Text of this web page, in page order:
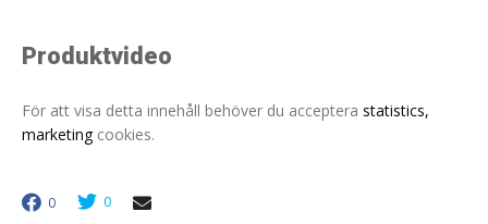
Produktvideo
För att visa detta innehåll behöver du acceptera statistics,
marketingcookies.
0 0